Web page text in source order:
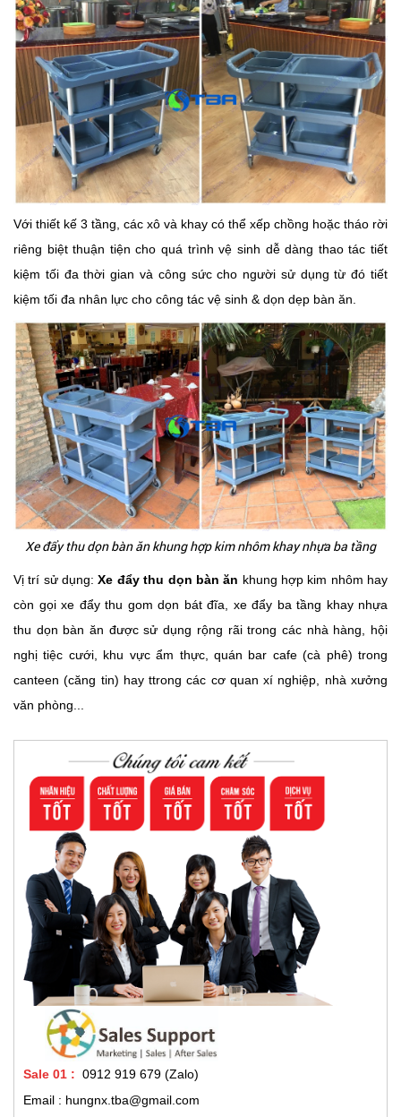
Với thiết kế 3 tầng, các xô và khay có thể xếp chồng hoặc tháo rời
riêng biệt thuận tiện cho quá trình vệ sinh dễ dàng thao tác tiết
kiệm tối đa thời gian và công sức cho người sử dụng từ đó tiết
kiệm tối đa nhân lực cho công tác vệ sinh & dọn dẹp bàn ăn.
Xe đẩy thu dọn bàn ăn khung hợp kim nhôm khay nhựa ba tầng
Vị trí sử dụng:Xe đẩy thu dọn bàn ăn khung hợp kim nhôm hay
còn gọi xe đẩy thu gom dọn bát đĩa, xe đẩy ba tầng khay nhựa
thu dọn bàn ăn được sử dụng rộng rãi trong các nhà hàng, hội
nghị tiệc cưới, khu vực ẩm thực, quán bar cafe (cà phê) trong
canteen (căng tin) hay ttrong các cơ quan xí nghiệp, nhà xưởng
văn phòng...
Sale 01 : 0912 919 679 (Zalo)
Email : hungnx.tba@gmail.com